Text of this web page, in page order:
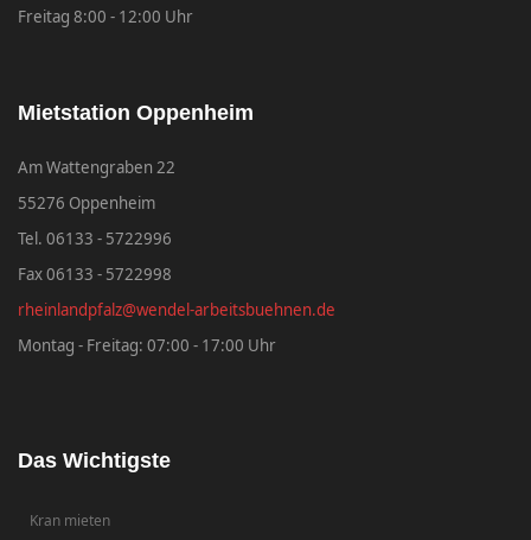
Freitag 8:00 - 12:00 Uhr
Mietstation Oppenheim
Am Wattengraben 22
55276 Oppenheim
Tel. 06133 - 5722996
Fax 06133 - 5722998
rheinlandpfalz@wendel-arbeitsbuehnen.de
Montag - Freitag: 07:00 - 17:00 Uhr
Das Wichtigste
Kran mieten